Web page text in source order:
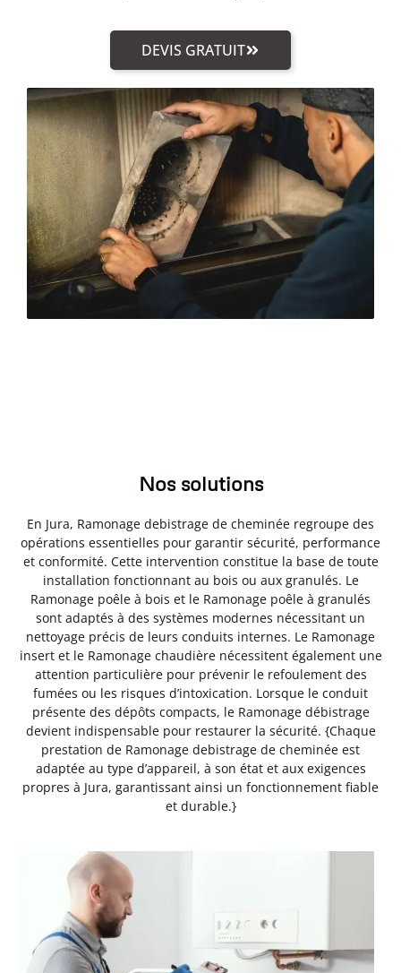
DEVIS GRATUIT
Nos solutions
En Jura, Ramonage debistrage de cheminée regroupe des
opérations essentielles pour garantir sécurité, performance
et conformité. Cette intervention constitue la base de toute
installation fonctionnant au bois ou aux granulés. Le
Ramonage poêle à bois et le Ramonage poêle à granulés
sont adaptés à des systèmes modernes nécessitant un
nettoyage précis de leurs conduits internes. Le Ramonage
insert et le Ramonage chaudière nécessitent également une
attention particulière pour prévenir le refoulement des
fumées ou les risques d’intoxication. Lorsque le conduit
présente des dépôts compacts, le Ramonage débistrage
devient indispensable pour restaurer la sécurité. {Chaque
prestation de Ramonage debistrage de cheminée est
adaptée au type d’appareil, à son état et aux exigences
propres à Jura, garantissant ainsi un fonctionnement fiable
et durable.}